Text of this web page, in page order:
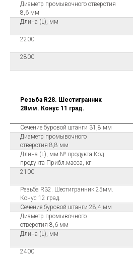
Диаметр промывочного отверстия
8,6 мм
Длина (L), мм
2200
2800
Резьба R28. Шестигранник
28мм. Конус 11 град.
Сечение буровой штанги 31,8 мм
Диаметр промывочного
отверстия 8,8 мм
Длина (L), мм № продукта Код
продукта Прибл.масса, кг
2100
Резьба R32. Шестигранник 25мм.
Конус 12 град.
Сечение буровой штанги 28,4 мм
Диаметр промывочного
отверстия 8,6 мм
Длина (L), мм
2400